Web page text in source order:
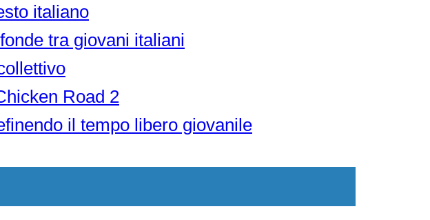
italiano
tra giovani italiani
Road 2
il tempo libero giovanile